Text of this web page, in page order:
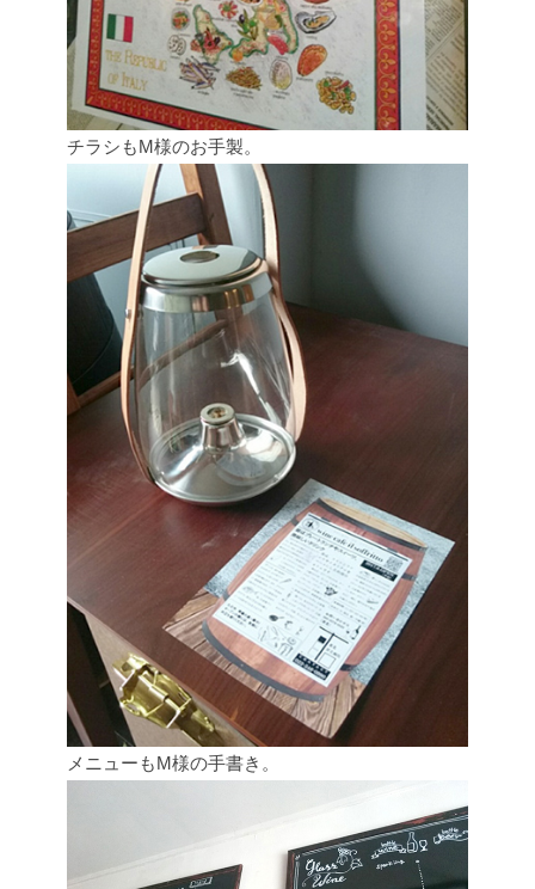
チラシもM様のお手製。
メニューもM様の手書き。